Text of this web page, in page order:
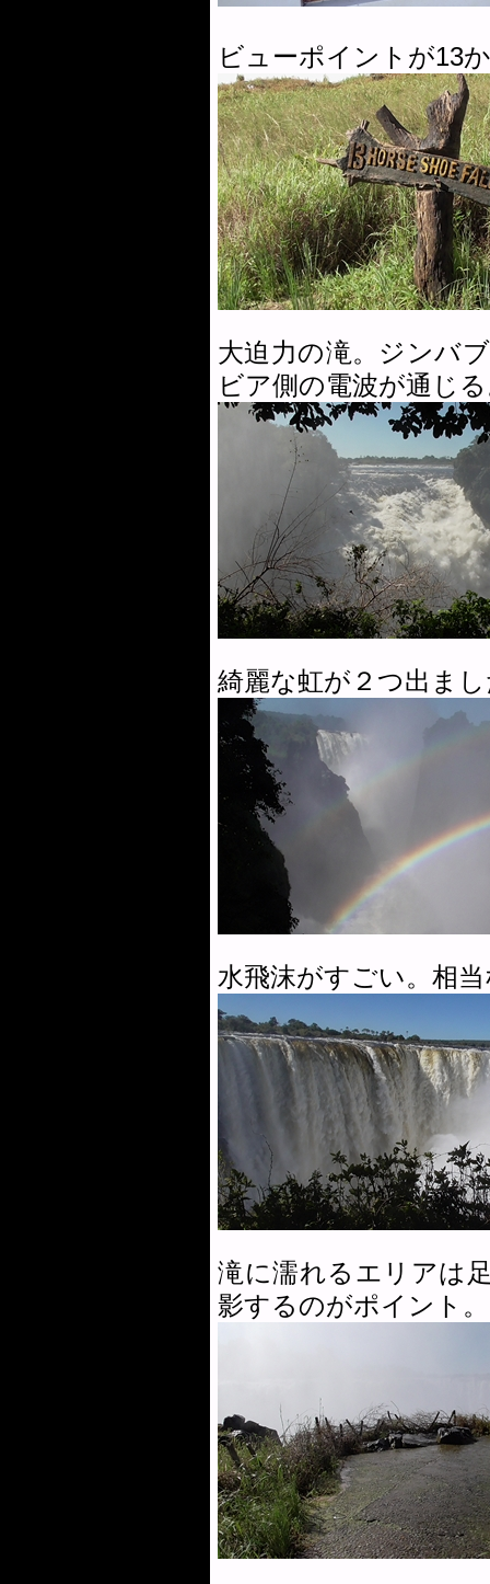
ビューポイントが13
大迫力の滝。ジンバ
ビア側の電波が通じ
綺麗な虹が２つ出ま
水飛沫がすごい。相
滝に濡れるエリアは
影するのがポイント。